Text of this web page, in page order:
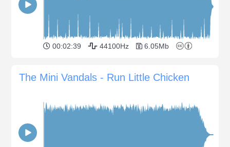
00:02:39 44100Hz 6.05Mb
The Mini Vandals - Run Little Chicken